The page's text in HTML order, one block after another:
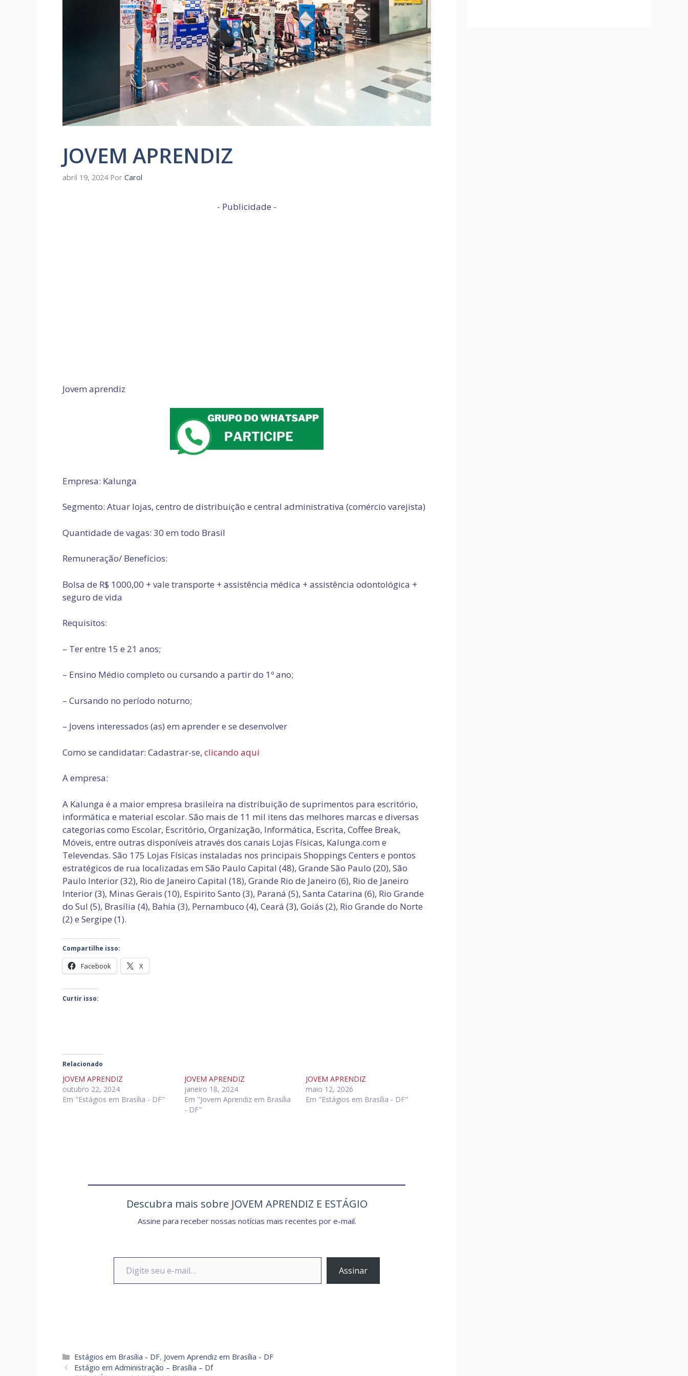
JOVEM APRENDIZ
abril 19, 2024 Por Carol
- Publicidade -
Jovem aprendiz
Empresa: Kalunga
Segmento: Atuar lojas, centro de distribuição e central administrativa (comércio varejista)
Quantidade de vagas: 30 em todo Brasil
Remuneração/ Benefícios:
Bolsa de R$ 1000,00 + vale transporte + assistência médica + assistência odontológica +
seguro de vida
Requisitos:
– Ter entre 15 e 21 anos;
– Ensino Médio completo ou cursando a partir do 1º ano;
– Cursando no período noturno;
– Jovens interessados (as) em aprender e se desenvolver
Como se candidatar: Cadastrar-se, clicando aqui
A empresa:
A Kalunga é a maior empresa brasileira na distribuição de suprimentos para escritório,
informática e material escolar. São mais de 11 mil itens das melhores marcas e diversas
categorias como Escolar, Escritório, Organização, Informática, Escrita, Coffee Break,
Móveis, entre outras disponíveis através dos canais Lojas Físicas, Kalunga.com e
Televendas. São 175 Lojas Físicas instaladas nos principais Shoppings Centers e pontos
estratégicos de rua localizadas em São Paulo Capital (48), Grande São Paulo (20), São
Paulo Interior (32), Rio de Janeiro Capital (18), Grande Rio de Janeiro (6), Rio de Janeiro
Interior (3), Minas Gerais (10), Espirito Santo (3), Paraná (5), Santa Catarina (6), Rio Grande
do Sul (5), Brasília (4), Bahia (3), Pernambuco (4), Ceará (3), Goiás (2), Rio Grande do Norte
(2) e Sergipe (1).
Compartilhe isso:
Facebook X
Curtir isso:
Relacionado
JOVEM APRENDIZ
outubro 22, 2024
Em "Estágios em Brasília - DF"
JOVEM APRENDIZ
janeiro 18, 2024
Em "Jovem Aprendiz em Brasília
- DF"
JOVEM APRENDIZ
maio 12, 2026
Em "Estágios em Brasília - DF"
Descubra mais sobre JOVEM APRENDIZ E ESTÁGIO
Assine para receber nossas notícias mais recentes por e-mail.
Digite seu e-mail…
Assinar
Categorias
Estágios em Brasília - DF, Jovem Aprendiz em Brasília - DF
Estágio em Administração – Brasília – Df